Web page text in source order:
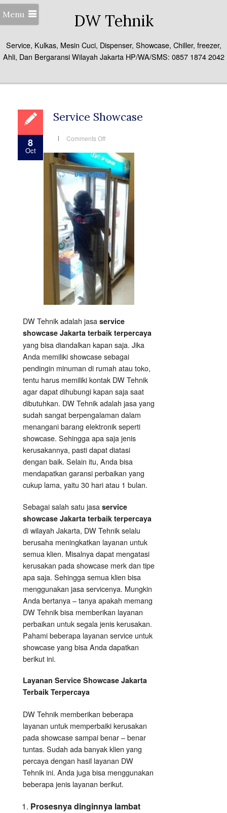
Menu DW Tehnik
Service, Kulkas, Mesin Cuci, Dispenser, Showcase, Chiller, freezer,
Ahli, Dan Bergaransi Wilayah Jakarta HP/WA/SMS: 0857 1874 2042
8
Oct
Service Showcase
Comments Offon
DW Tehnik adalah jasa service
showcase Jakarta terbaik terpercaya
yang bisa diandalkan kapan saja. Jika
Anda memiliki showcase sebagai
pendingin minuman di rumah atau toko,
tentu harus memiliki kontak DW Tehnik
agar dapat dihubungi kapan saja saat
dibutuhkan. DW Tehnik adalah jasa yang
sudah sangat berpengalaman dalam
menangani barang elektronik seperti
showcase. Sehingga apa saja jenis
kerusakannya, pasti dapat diatasi
dengan baik. Selain itu, Anda bisa
mendapatkan garansi perbaikan yang
cukup lama, yaitu 30 hari atau 1 bulan.
Sebagai salah satu jasa service
showcase Jakarta terbaik terpercaya
di wilayah Jakarta, DW Tehnik selalu
berusaha meningkatkan layanan untuk
semua klien. Misalnya dapat mengatasi
kerusakan pada showcase merk dan tipe
apa saja. Sehingga semua klien bisa
menggunakan jasa servicenya. Mungkin
Anda bertanya – tanya apakah memang
DW Tehnik bisa memberikan layanan
perbaikan untuk segala jenis kerusakan.
Pahami beberapa layanan service untuk
showcase yang bisa Anda dapatkan
berikut ini.
Layanan Service Showcase Jakarta
Terbaik Terpercaya
DW Tehnik memberikan beberapa
layanan untuk memperbaiki kerusakan
pada showcase sampai benar – benar
tuntas. Sudah ada banyak klien yang
percaya dengan hasil layanan DW
Tehnik ini. Anda juga bisa menggunakan
beberapa jenis layanan berikut.
Prosesnya dinginnya lambat